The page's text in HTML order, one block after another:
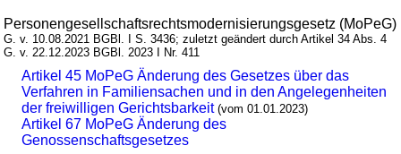
Personengesellschaftsrechtsmodernisierungsgesetz (MoPeG)
G. v. 10.08.2021 BGBl. I S. 3436; zuletzt geändert durch Artikel 34 Abs. 4
G. v. 22.12.2023 BGBl. 2023 I Nr. 411
Artikel 45 MoPeG Änderung des Gesetzes über das
Verfahren in Familiensachen und in den Angelegenheiten
der freiwilligen Gerichtsbarkeit (vom 01.01.2023)
Artikel 67 MoPeG Änderung des
Genossenschaftsgesetzes